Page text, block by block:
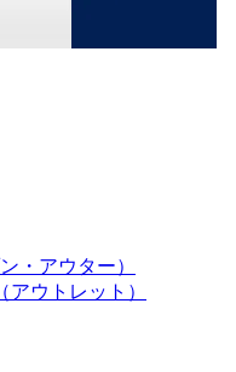
・アウター）
ウトレット）